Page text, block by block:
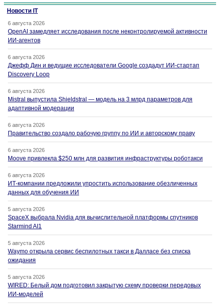
Новости IT
6 августа 2026
OpenAI замедляет исследования после неконтролируемой активности
ИИ-агентов
6 августа 2026
Джефф Дин и ведущие исследователи Google создадут ИИ-стартап
Discovery Loop
6 августа 2026
Mistral выпустила Shieldstral — модель на 3 млрд параметров для
адаптивной модерации
6 августа 2026
Правительство создало рабочую группу по ИИ и авторскому праву
6 августа 2026
Moove привлекла $250 млн для развития инфраструктуры роботакси
6 августа 2026
ИТ-компании предложили упростить использование обезличенных
данных для обучения ИИ
5 августа 2026
SpaceX выбрала Nvidia для вычислительной платформы спутников
Starmind AI1
5 августа 2026
Waymo открыла сервис беспилотных такси в Далласе без списка
ожидания
5 августа 2026
WIRED: Белый дом подготовил закрытую схему проверки передовых
ИИ-моделей